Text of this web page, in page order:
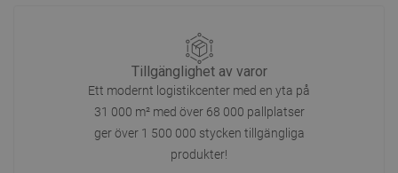
Tillgänglighet av varor
Ett modernt logistikcenter med en yta på
31 000 m² med över 68 000 pallplatser
ger över 1 500 000 stycken tillgängliga
produkter!